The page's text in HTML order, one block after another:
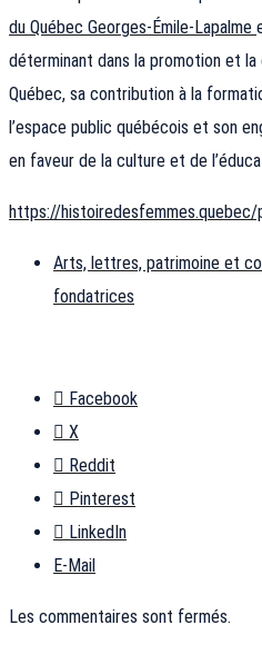
du Québec Georges-Émile-Lapalme
déterminant dans la promotion et
Québec, sa contribution à la
l’espace public québécois et son
en faveur de la culture et de
https://
Arts, lettres, patrimoine et
fondatrices
Facebook
X
Reddit
Pinterest
LinkedIn
E-Mail
Les commentaires sont fermés.